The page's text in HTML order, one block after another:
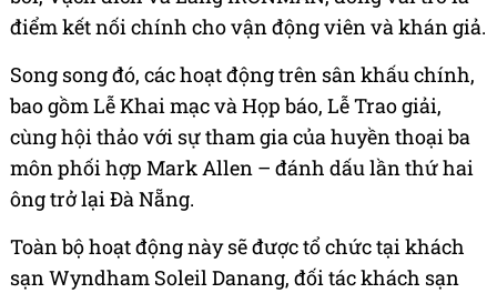
điểm kết nối chính cho vận động viên và khán giả.
Song song đó, các hoạt động trên sân khấu chính,
bao gồm Lễ Khai mạc và Họp báo, Lễ Trao giải,
cùng hội thảo với sự tham gia của huyền thoại ba
môn phối hợp Mark Allen – đánh dấu lần thứ hai
ông trở lại Đà Nẵng.
Toàn bộ hoạt động này sẽ được tổ chức tại khách
sạn Wyndham Soleil Danang, đối tác khách sạn